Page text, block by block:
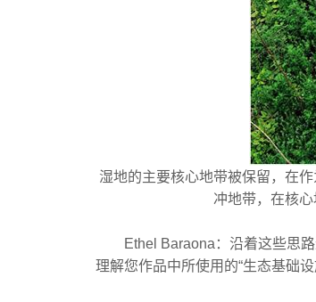
湿地的主要核心地带被保留，在
冲地带，在核
Ethel Baraona：沿着这些思路
理解您作品中所使用的“生态基础设